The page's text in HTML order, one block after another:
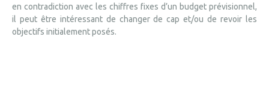
en contradiction avec les chiffres fixes d’un budget prévisionnel,
il peut être intéressant de changer de cap et/ou de revoir les
objectifs initialement posés.